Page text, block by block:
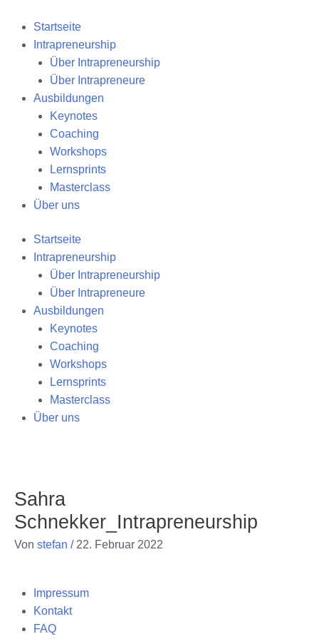
Inhalt
springen
Startseite
Intrapreneurship
Über Intrapreneurship
Über Intrapreneure
Ausbildungen
Keynotes
Coaching
Workshops
Lernsprints
Masterclass
Über uns
Startseite
Intrapreneurship
Über Intrapreneurship
Über Intrapreneure
Ausbildungen
Keynotes
Coaching
Workshops
Lernsprints
Masterclass
Über uns
Sahra
Schnekker_Intrapreneurship
Von stefan / 22. Februar 2022
Impressum
Kontakt
FAQ